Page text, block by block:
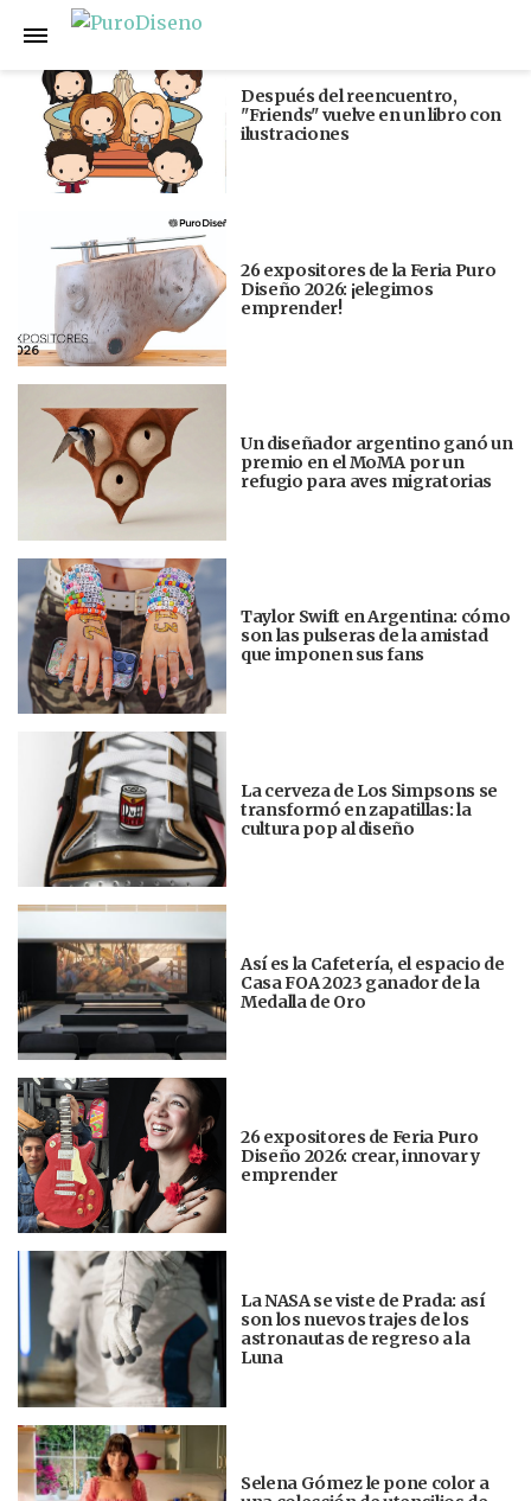
Anterior
Después del reencuentro,
"Friends" vuelve en un libro con
ilustraciones
26 expositores de la Feria Puro
Diseño 2026: ¡elegimos
emprender!
Un diseñador argentino ganó un
premio en el MoMA por un
refugio para aves migratorias
Taylor Swift en Argentina: cómo
son las pulseras de la amistad
que imponen sus fans
La cerveza de Los Simpsons se
transformó en zapatillas: la
cultura pop al diseño
Así es la Cafetería, el espacio de
Casa FOA 2023 ganador de la
Medalla de Oro
26 expositores de Feria Puro
Diseño 2026: crear, innovar y
emprender
La NASA se viste de Prada: así
son los nuevos trajes de los
astronautas de regreso a la
Luna
Selena Gómez le pone color a
Siguiente